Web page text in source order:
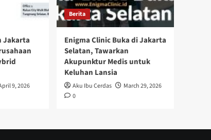
Jakarta
9, 2026
Berita
Enigma Clinic Buka di Jakarta
Selatan, Tawarkan
Akupunktur Medis untuk
Keluhan Lansia
Aku Ibu Cerdas
March 29, 2026
0